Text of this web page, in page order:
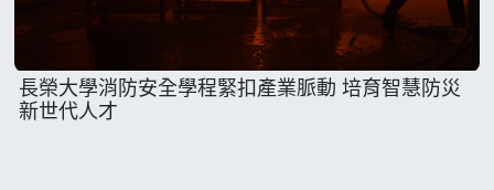
長榮大學消防安全學程緊扣產業脈動 培育智慧防災
新世代人才